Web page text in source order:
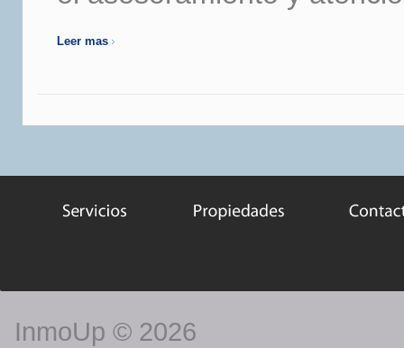
Leer mas
InmoUp © 2026